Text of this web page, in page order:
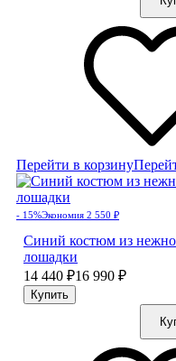
Перейти в корзину
- 15%Экономия 2 550 ₽
Синий костюм из
лошадки
14 440 ₽16 990 ₽